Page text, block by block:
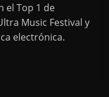
el Top 1 de
Music Festival y
electrónica.